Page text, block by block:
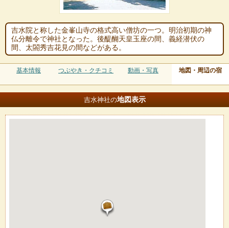
吉水院と称した金峯山寺の格式高い僧坊の一つ。明治初期の神
仏分離令で神社となった。後醍醐天皇玉座の間、義経潜伏の
間、太閤秀吉花見の間などがある。
基本情報 つぶやき・クチコミ 動画・写真 地図・周辺の宿
吉水神社の地図表示